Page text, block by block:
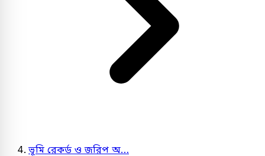
ভূমি রেকর্ড ও জরিপ অ…